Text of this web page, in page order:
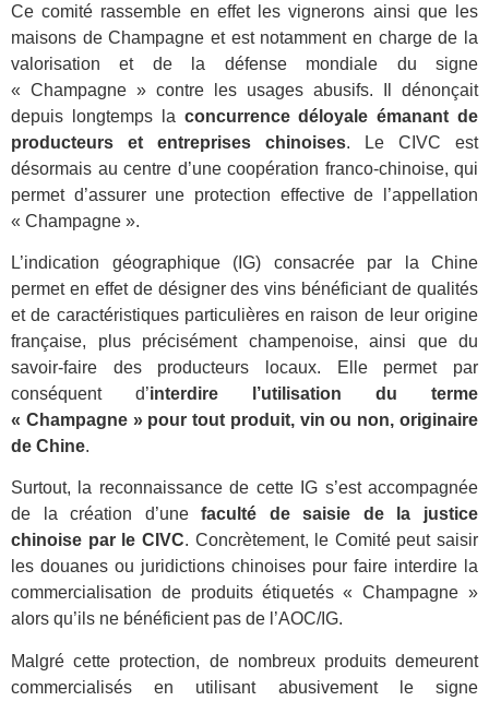
Ce comité rassemble en effet les vignerons ainsi que les
maisons de Champagne et est notamment en charge de la
valorisation et de la défense mondiale du signe
« Champagne » contre les usages abusifs. Il dénonçait
depuis longtemps la concurrence déloyale émanant de
producteurs et entreprises chinoises. Le CIVC est
désormais au centre d’une coopération franco-chinoise, qui
permet d’assurer une protection effective de l’appellation
« Champagne ».
L’indication géographique (IG) consacrée par la Chine
permet en effet de désigner des vins bénéficiant de qualités
et de caractéristiques particulières en raison de leur origine
française, plus précisément champenoise, ainsi que du
savoir-faire des producteurs locaux. Elle permet par
conséquent d’interdire l’utilisation du terme
« Champagne » pour tout produit, vin ou non, originaire
de Chine.
Surtout, la reconnaissance de cette IG s’est accompagnée
de la création d’unefaculté de saisie de la justice
chinoise par le CIVC. Concrètement, le Comité peut saisir
les douanes ou juridictions chinoises pour faire interdire la
commercialisation de produits étiquetés « Champagne »
alors qu’ils ne bénéficient pas de l’AOC/IG.
Malgré cette protection, de nombreux produits demeurent
commercialisés en utilisant abusivement le signe